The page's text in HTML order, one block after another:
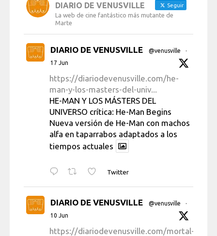
DIARIO DE VENUSVILLE Seguir
La web de cine fantástico más mutante de
Marte
DIARIO DE VENUSVILLE @venusville
·
17 Jun
https://diariodevenusville.com/he-
man-y-los-masters-del-univ...
HE-MAN Y LOS MÁSTERS DEL
UNIVERSO crítica: He-Man Begins
Nueva versión de He-Man con machos
alfa en taparrabos adaptados a los
tiempos actuales
Twitter
DIARIO DE VENUSVILLE @venusville
·
10 Jun
https://diariodevenusville.com/mortal-